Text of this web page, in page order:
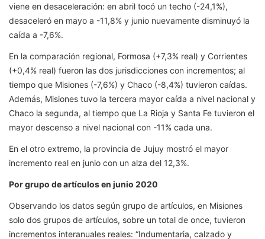
viene en desaceleración: en abril tocó un techo (-24,1%),
desaceleró en mayo a -11,8% y junio nuevamente disminuyó la
caída a -7,6%.
En la comparación regional, Formosa (+7,3% real) y Corrientes
(+0,4% real) fueron las dos jurisdicciones con incrementos; al
tiempo que Misiones (-7,6%) y Chaco (-8,4%) tuvieron caídas.
Además, Misiones tuvo la tercera mayor caída a nivel nacional y
Chaco la segunda, al tiempo que La Rioja y Santa Fe tuvieron el
mayor descenso a nivel nacional con -11% cada una.
En el otro extremo, la provincia de Jujuy mostró el mayor
incremento real en junio con un alza del 12,3%.
Por grupo de artículos en junio 2020
Observando los datos según grupo de artículos, en Misiones
solo dos grupos de artículos, sobre un total de once, tuvieron
incrementos interanuales reales: “Indumentaria, calzado y